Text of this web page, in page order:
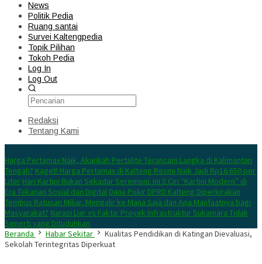
News
Politik Pedia
Ruang santai
Survei Kaltengpedia
Topik Pilihan
Tokoh Pedia
Log In
Log Out
Redaksi
Tentang Kami
Harga Pertamax Naik, Akankah Pertalite Terancam Langka di Kalimantan
Tengah? Kaget! Harga Pertamax di Kalteng Resmi Naik Jadi Rp16.650 per
Liter Hari Kartini Bukan Sekadar Seremoni: Ini 5 Ciri “Kartini Modern” di
Era Tekanan Sosial dan Digital Dana Pokir DPRD Kalteng Diperkirakan
Tembus Ratusan Miliar, Mengalir ke Mana Saja dan Apa Manfaatnya bagi
Masyarakat? Narasi Liar vs Fakta: Proyek Infrastruktur Sukamara Tidak
Seperti yang Dituduhkan
Beranda
Habar Sekitar
Kualitas Pendidikan di Katingan Dievaluasi,
Sekolah Terintegritas Diperkuat